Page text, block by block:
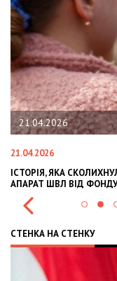
КРАЇНУ: 10-
«НАДІЯ» І ВАЛЕРІЯ
СТЕНКА НА СТЕНКУ